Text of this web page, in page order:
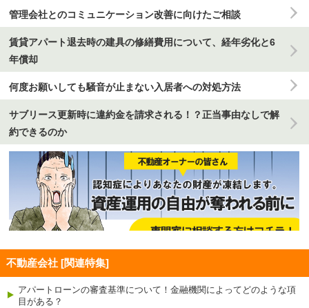
管理会社とのコミュニケーション改善に向けたご相談
賃貸アパート退去時の建具の修繕費用について、経年劣化と6
年償却
何度お願いしても騒音が止まない入居者への対処方法
サブリース更新時に違約金を請求される！？正当事由なしで解
約できるのか
不動産会社 [関連特集]
アパートローンの審査基準について！金融機関によってどのような項
目がある？